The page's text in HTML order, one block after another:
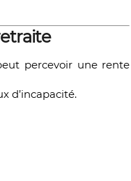
percevoir une rente
d’incapacité.